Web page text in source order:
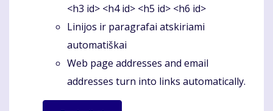
<h3 id> <h4 id> <h5 id> <h6 id>
Linijos ir paragrafai atskiriami
automatiškai
Web page addresses and email
addresses turn into links automatically.